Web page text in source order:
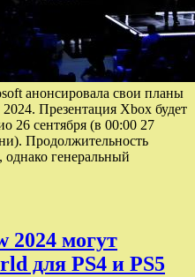
анонсировала свои планы
Презентация Xbox будет
26 сентября (в 00:00 27
Продолжительность
однако генеральный
2024 могут
для PS4 и PS5